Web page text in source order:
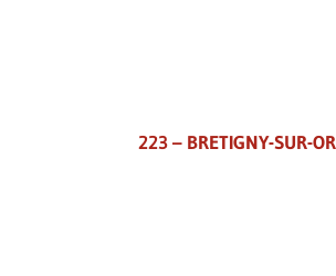
223 – BRETIGNY-SUR-